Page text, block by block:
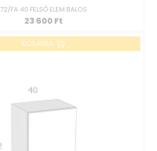
72/FA 40 FELSŐ ELEM BALOS
23 600 Ft
KOSÁRBA